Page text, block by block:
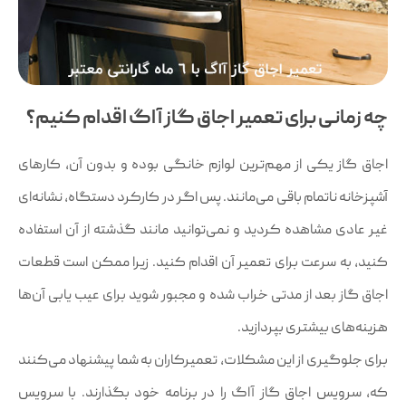
چه زمانی برای تعمیر اجاق گاز آاگ اقدام کنیم؟
اجاق گاز یکی از مهم‌ترین لوازم خانگی بوده و بدون آن، کار‌های
آشپزخانه ناتمام باقی می‌مانند. پس اگر در کارکرد دستگاه، نشانه‌ای
غیر عادی مشاهده کردید و نمی‌توانید مانند گذشته از آن استفاده
کنید، به سرعت برای تعمیر آن اقدام کنید. زیرا ممکن است قطعات
اجاق گاز بعد از مدتی خراب شده و مجبور شوید برای عیب یابی آن‌ها
هزینه‌های بیشتری بپردازید.
برای جلوگیری از این مشکلات، تعمیرکاران به شما پیشنهاد می‌کنند
که، سرویس اجاق گاز آاگ را در برنامه خود بگذارند. با سرویس